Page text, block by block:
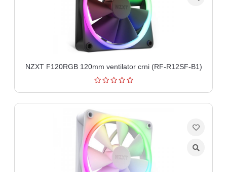
NZXT F120RGB 120mm ventilator crni (RF-R12SF-B1)